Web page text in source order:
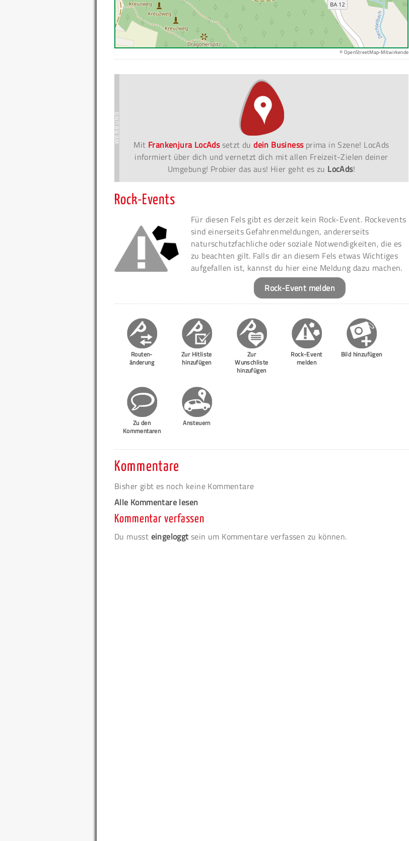
© OpenStreetMap-Mitwirkende
Mit Frankenjura LocAdssetzt dudein Businessprima in Szene! LocAds
informiert über dich und vernetzt dich mit allen Freizeit-Zielen deiner
Umgebung! Probier das aus! Hier geht es zu LocAds!
Rock-Events
Für diesen Fels gibt es derzeit kein Rock-Event. Rockevents
sind einerseits Gefahrenmeldungen, andererseits
naturschutzfachliche oder soziale Notwendigkeiten, die es
zu beachten gilt. Falls dir an diesem Fels etwas Wichtiges
aufgefallen ist, kannst du hier eine Meldung dazu machen.
Rock-Event melden
Routen-
änderung
Zur Hitliste
hinzufügen
Zur
Wunschliste
hinzufügen
Rock-Event
melden
Bild hinzufügen
Zu den
Kommentaren
Ansteuern
Kommentare
Bisher gibt es noch keine Kommentare
Alle Kommentare lesen
Kommentar verfassen
Du musst eingeloggt sein um Kommentare verfassen zu können.